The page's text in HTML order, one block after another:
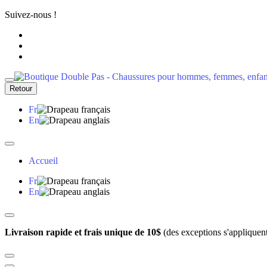
Suivez-nous !
Retour
Fr
En
Accueil
Fr
En
Livraison rapide et frais unique de 10$ (des exceptions